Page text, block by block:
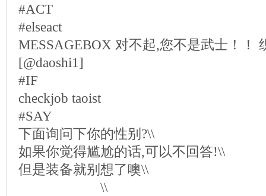
#ACT
#elseact
MESSAGEBOX 对不起,您不是武士！！
[@daoshi1]
#IF
checkjob taoist
#SAY
下面询问下你的性别?\\
如果你觉得尴尬的话,可以不回答!\\
但是装备就别想了噢\\
\\